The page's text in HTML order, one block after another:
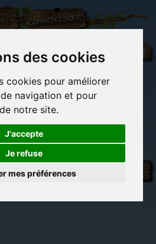
des cookies
cookies pour améliorer
navigation et pour
notre site.
J'accepte
Je refuse
mes préférences
Contactez-nous
Carterie
originale
Activités
détente et jeux
Objets déco et